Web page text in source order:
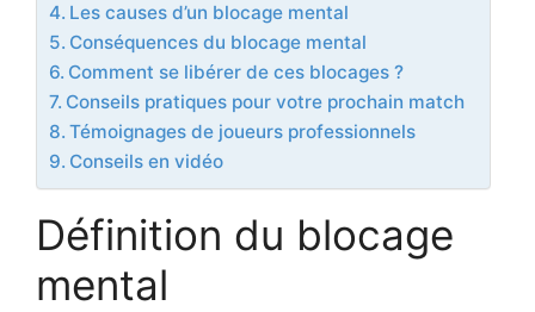
Les causes d’un blocage mental
Conséquences du blocage mental
Comment se libérer de ces blocages ?
Conseils pratiques pour votre prochain match
Témoignages de joueurs professionnels
Conseils en vidéo
Définition du blocage
mental